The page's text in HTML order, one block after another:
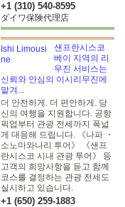
+1 (310) 540-8595
ダイワ保険代理店
샌프란시스코
베이 지역의 리
무진 서비스는
신뢰와 안심의 이시리무진에
맡겨...
더 안전하게. 더 편안하게. 당
신의 여행을 지원합니다. 공항
픽업부터 관광 전세까지 폭넓
게 대응해 드립니다. 《나파 ・
소노마와나리 투어》 《샌프
란시스코 시내 관광 투어》 등
고객의 희망사항을 듣고 함께
코스를 결정하는 관광 전세도
실시하고 있습니다.
+1 (650) 259-1883